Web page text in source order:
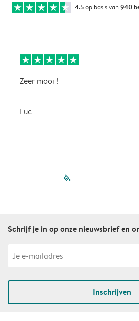
4.5op basis van 940
Zeer mooi !
Luc
filled-
Schrijf je in op onze nieuwsbrief en
Inschrijven